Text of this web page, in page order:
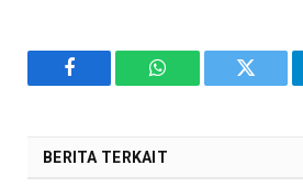
Facebook WhatsAppTwitter
BERITA TERKAIT